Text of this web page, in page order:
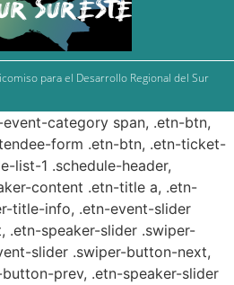
para el Desarrollo Regional del Sur
category span, .etn-btn,
form .etn-btn, .etn-ticket-
list-1 .schedule-header,
content .etn-title a, .etn-
title-info, .etn-event-slider
.etn-speaker-slider .swiper-
slider .swiper-button-next,
prev, .etn-speaker-slider